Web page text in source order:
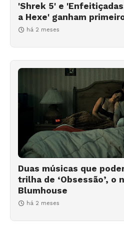
'Shrek 5' e
a Hexe' ganham
há 2 meses
Duas músicas que
trilha de ‘Obsessão’, o
Blumhouse
há 2 meses